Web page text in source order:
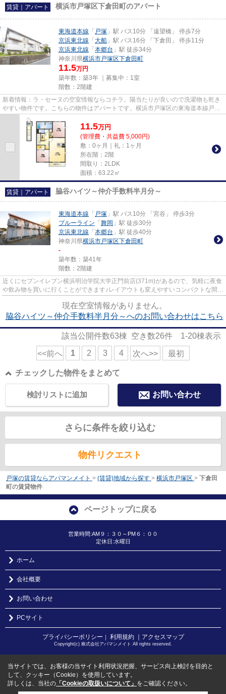
賃貸｜アパート 横浜市戸塚区下倉田町のアパート
東海道本線 「 戸塚 」駅 バス10分 「遠望橋」 停歩7分
京浜東北線 「 大船 」駅 バス16分 「下倉田」 停歩11分
京浜東北線 「 本郷台 」駅 徒歩34分
神奈川県横浜市戸塚区下倉田町
11.5万円
築年数：築3年 ｜募集中： 1室
階数：2階建
新着情報：ラ・セーヌの空室情報ならコチラ。陽当たりが良いので洗濯物も乾き
やすい物件です。こちらの物件はアパートです。横浜市戸塚区の東海道本線戸塚
近くが快適に過ごせます。ラ...
11.5万円
(管理費・共益費 5,000円)
敷：0ヶ月｜礼：1ヶ月
所在階：2階
間取り：2LDK
面積：63.22㎡
賃貸｜アパート 脇谷ハイツ～仲介手数料半月分～
東海道本線 「 戸塚 」駅 バス10分 「宮谷」 停歩3分
ブルーライン 「 舞岡 」駅 徒歩30分
京浜東北線 「 本郷台 」駅 徒歩40分
神奈川県横浜市戸塚区下倉田町
-
築年数：築41年
階数：2階建
近くにセブンイレブン横浜明治学院大学正門前店(371m)があるので、気軽に夜食
や飲み物を買いに行くことができます♪レイアウトも変えやすいコンパクトな間取
現在空室情報がありません。
脇谷ハイツ～仲介手数料半月分～へのお問い合わせはこちら
該当公開件数63棟 空き数26件 1-20棟表示
<<前へ 1 2 3 4 次へ>> 最初
チェックした物件をまとめて
お問い合わせ
検討リストに追加
さらに条件を絞り込む
物件リクエスト
戸塚の賃貸ならアパマンメイト > (賃貸)地域から探す > 横浜市戸塚区 > 下倉田
町の賃貸物件
ページトップに戻る
営業時間:AM９：３０～PM６：００
定休日:水曜日
ホーム
会社概要
お問い合わせ
PCサイト
プライバシーポリシー ｜ 利用規約 ｜アクセスマップ
Copyright(c) 株式会社アパマンメイト All rights reserved.
当サイトでは、お客様の当サイト利用状況把握、サービス向上検討を目的と
して、クッキー（Cookie）を使用しています。
詳しくは、当社の 「Cookieの取扱いについて」 をご確認ください。